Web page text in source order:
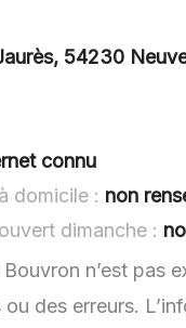
54230
connu
domicile : non
dimanche :
n’est pas
des erreurs.